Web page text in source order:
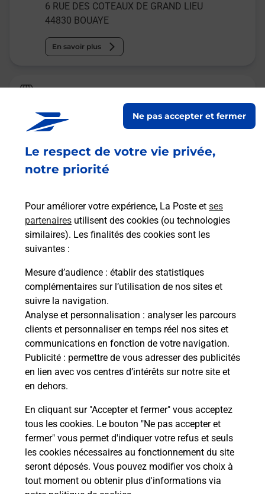
Le respect de votre vie privée,
notre priorité
Pour améliorer votre expérience, La Poste et ses
partenaires utilisent des cookies (ou technologies
similaires). Les finalités des cookies sont les
suivantes :
Mesure d’audience : établir des statistiques
complémentaires sur l’utilisation de nos sites et
suivre la navigation.
Analyse et personnalisation : analyser les parcours
clients et personnaliser en temps réel nos sites et
communications en fonction de votre navigation.
Publicité : permettre de vous adresser des publicités
en lien avec vos centres d’intérêts sur notre site et
en dehors.
En cliquant sur "Accepter et fermer" vous acceptez
tous les cookies. Le bouton "Ne pas accepter et
fermer" vous permet d'indiquer votre refus et seuls
les cookies nécessaires au fonctionnement du site
seront déposés. Vous pouvez modifier vos choix à
tout moment ou obtenir plus d'informations via
Ne pas accepter et fermer
6 RUE DES COTEAUX DE GRAND LIEU
44830 BOUAYE
En savoir plus
Relais Pickup
CORALIE COUTURE
13 ROUTE DES MARES
44830 BOUAYE
Malin !
La Poste
en ligne
Ouvert 24h/24
En savoir plus
BOUAYE
CONSIGNE PICKUP SCARAMOUCHE BOUAYE